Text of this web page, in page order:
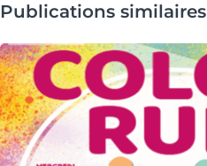
Publications similaires